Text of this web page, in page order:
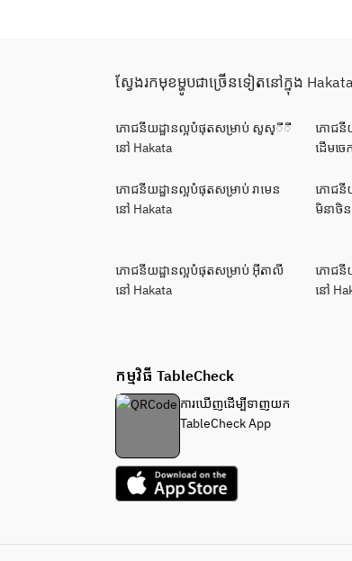
ស្វែងរកមុខម្ហូបជាច្រើនទៀតនៅក្នុង Hakata
ភោជនីយដ្ឋានល្អបំផុតសម្រាប់ សូស្ីី
នៅ Hakata
ភោជនី
ដើមច
ភោជនីយដ្ឋានល្អបំផុតសម្រាប់ រាមេន
នៅ Hakata
ភោជនី
មិនាថិ
ភោជនីយដ្ឋានល្អបំផុតសម្រាប់ អ៊ីតាលី
នៅ Hakata
ភោជនី
នៅ
កម្មវិធី TableCheck
ការ​ឃើញដើម្បី​ទាញយក
TableCheck App